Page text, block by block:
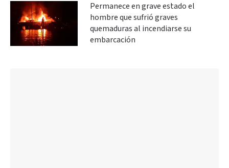
Permanece en grave estado el
hombre que sufrió graves
quemaduras al incendiarse su
embarcación